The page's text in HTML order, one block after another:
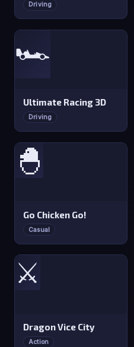
Driving
🏎️
Ultimate Racing 3D
Driving
🐣
Go Chicken Go!
Casual
⚔️
Dragon Vice City
Action